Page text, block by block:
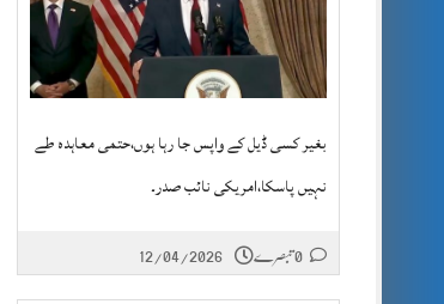
بغیر کسی ڈیل کے واپس جا رہا ہوں،حتمی معاہدہ طے
نہیں پاسکا،امریکی نائب صدر۔
12/04/2026